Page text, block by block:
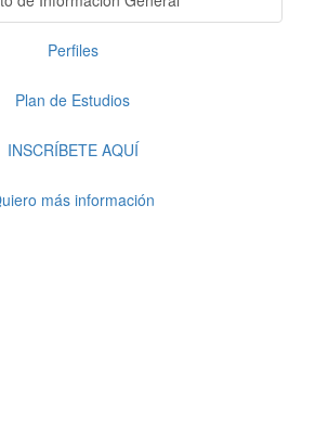
Perfiles
Plan de Estudios
INSCRÍBETE AQUÍ
más información